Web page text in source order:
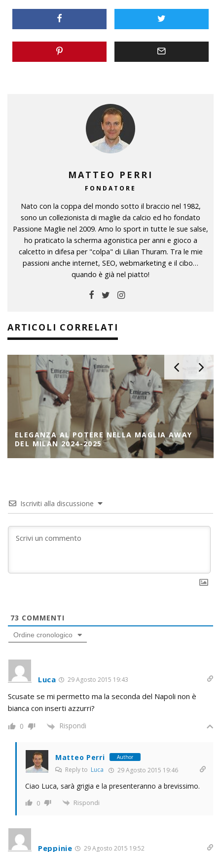
MATTEO PERRI
FONDATORE
Nato con la coppa del mondo sotto il braccio nel 1982,
sono un collezionista di maglie da calcio ed ho fondato
Passione Maglie nel 2009. Amo lo sport in tutte le sue salse,
ho praticato la scherma agonistica per anni e gioco a
calcetto in difesa per "colpa" di Lilian Thuram. Tra le mie
passioni anche internet, SEO, webmarketing e il cibo…
quando è già nel piatto!
ARTICOLI CORRELATI
ELEGANZA AL POTERE NELLA MAGLIA AWAY
DEL MILAN 2024-2025
Iscriviti alla discussione
73 COMMENTI
Ordine cronologico
Luca 29 Agosto 2015 19:43
Scusate se mi permetto ma la seconda del Napoli non è
bianca con inserti azzurri?
0 Rispondi
Matteo Perri Author
Reply to Luca 29 Agosto 2015 19:46
Ciao Luca, sarà grigia e la presenteranno a brevissimo.
0 Rispondi
Peppinie 29 Agosto 2015 19:52